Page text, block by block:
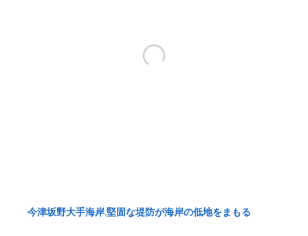
今津坂野大手海岸.堅固な堤防が海岸の低地をまもる